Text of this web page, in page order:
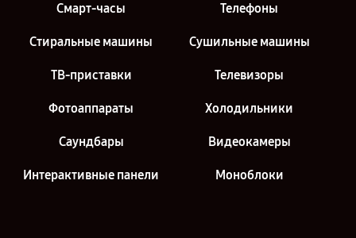
Смарт-часы Телефоны
Стиральные машины Сушильные машины
ТВ-приставки Телевизоры
Фотоаппараты Холодильники
Саундбары Видеокамеры
Интерактивные панели Моноблоки